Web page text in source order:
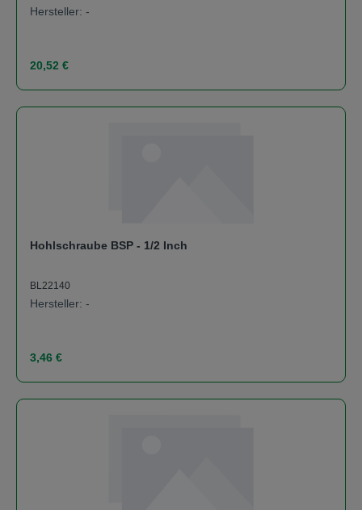
Hersteller: -
Regulärer Preis:
20,52 €
Hohlschraube BSP - 1/2 Inch
BL22140
Hersteller: -
Regulärer Preis:
3,46 €